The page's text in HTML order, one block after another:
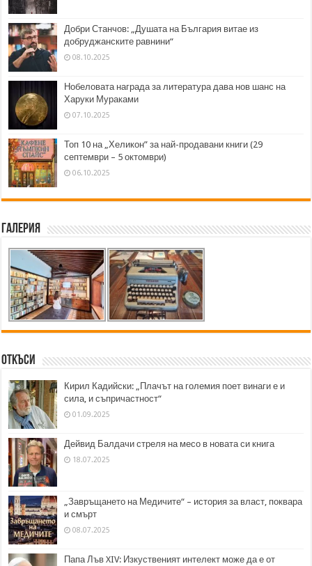
Добри Станчов: „Душата на България витае из
добруджанските равнини“
08.10.2025
Нобеловата награда за литература дава нов шанс на
Харуки Мураками
07.10.2025
Топ 10 на „Хеликон” за най-продавани книги (29
септември – 5 октомври)
06.10.2025
Галерия
Откъси
Кирил Кадийски: „Плачът на големия поет винаги е и
сила, и съпричастност“
01.09.2025
Дейвид Балдачи стреля на месо в новата си книга
18.07.2025
„Завръщането на Медичите“ – история за власт, поквара
и смърт
08.07.2025
Папа Лъв XIV: Изкуственият интелект може да е от